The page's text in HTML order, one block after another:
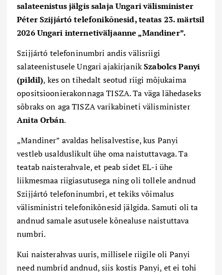
salateenistus jälgis salaja Ungari välisminister
PéterSzijjártó telefonikõnesid, teatas 23. märtsil
2026 Ungari internetiväljaanne „Mandiner”.
Szijjártó telefoninumbri andis välisriigi
salateenistusele Ungari ajakirjanikSzabolcs Panyi
(pildil), kes on tihedalt seotud riigi mõjukaima
opositsioonierakonnaga TISZA. Ta väga lähedaseks
sõbraks on aga TISZA varikabineti välisminister
Anita Orbán.
„Mandiner” avaldas helisalvestise, kus Panyi
vestleb usalduslikult ühe oma naistuttavaga. Ta
teatab naisterahvale, et peab sidet EL-i ühe
liikmesmaa riigiasutusega ning oli tollele andnud
Szijjártó telefoninumbri, et tekiks võimalus
välisministri telefonikõnesid jälgida. Samuti oli ta
andnud samale asutusele kõnealuse naistuttava
numbri.
Kui naisterahvas uuris, millisele riigile oli Panyi
need numbrid andnud, siis kostis Panyi, et ei tohi